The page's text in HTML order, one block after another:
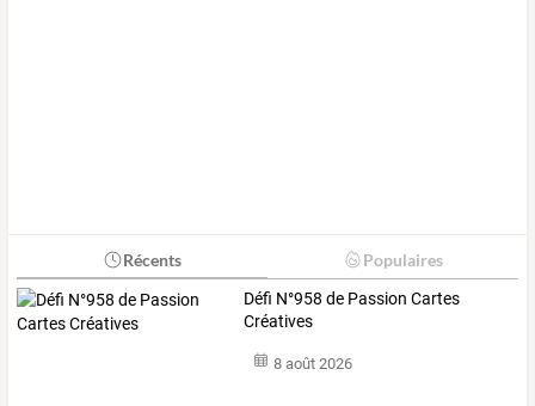
Récents Populaires
Défi N°958 de Passion Cartes
Créatives
8 août 2026